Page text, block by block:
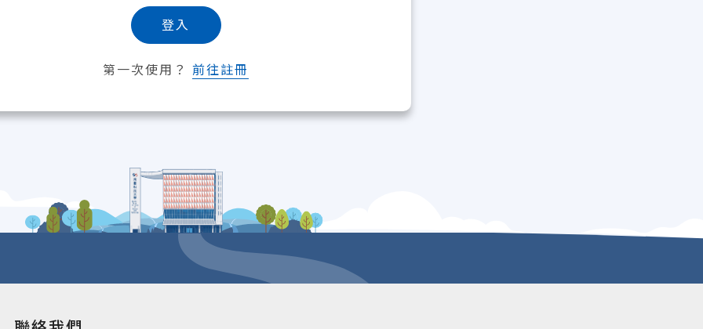
登入
第一次使用？ 前往註冊